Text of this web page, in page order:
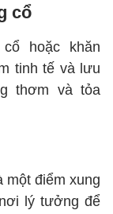
cổ
hoặc khăn
tinh tế và lưu
thơm và tỏa
một điểm xung
lý tưởng để